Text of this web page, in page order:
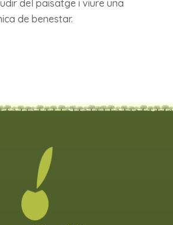
del paisatge i viure una
de benestar.